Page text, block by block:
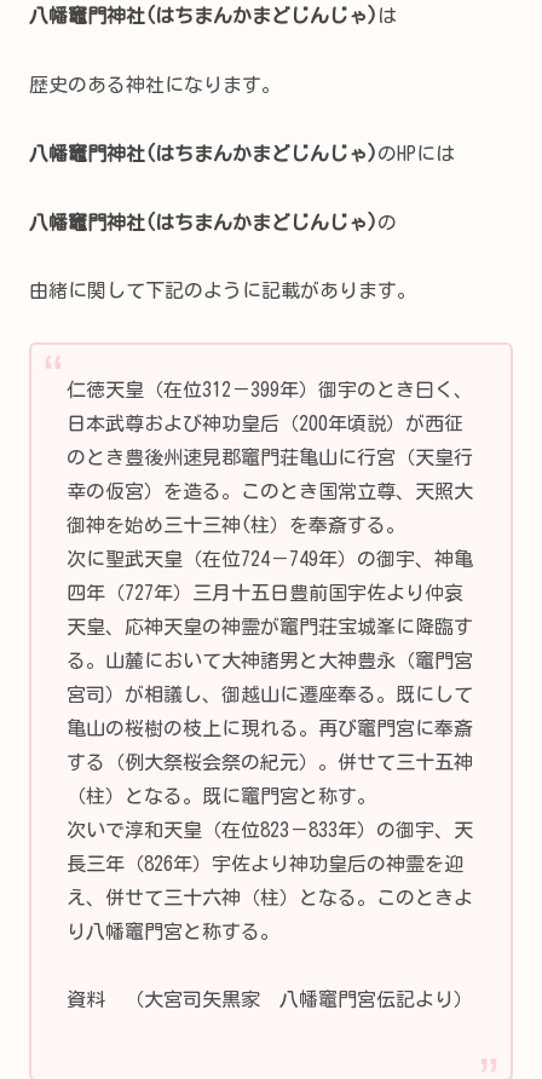
八幡竈門神社(はちまんかまどじんじゃ) は
歴史のある神社になります。
八幡竈門神社(はちまんかまどじんじゃ)のHPには
八幡竈門神社(はちまんかまどじんじゃ)の
由緒に関して下記のように記載があります。
仁徳天皇（在位312－399年）御宇のとき曰く、
日本武尊および神功皇后（200年頃説）が西征
のとき豊後州速見郡竈門荘亀山に行宮（天皇行
幸の仮宮）を造る。このとき国常立尊、天照大
御神を始め三十三神(柱）を奉斎する。
次に聖武天皇（在位724－749年）の御宇、神亀
四年（727年）三月十五日豊前国宇佐より仲哀
天皇、応神天皇の神霊が竈門荘宝城峯に降臨す
る。山麓において大神諸男と大神豊永（竈門宮
宮司）が相議し、御越山に遷座奉る。既にして
亀山の桜樹の枝上に現れる。再び竈門宮に奉斎
する（例大祭桜会祭の紀元）。併せて三十五神
（柱）となる。既に竈門宮と称す。
次いで淳和天皇（在位823－833年）の御宇、天
長三年（826年）宇佐より神功皇后の神霊を迎
え、併せて三十六神（柱）となる。このときよ
り八幡竈門宮と称する。
資料 （大宮司矢黒家 八幡竈門宮伝記より）